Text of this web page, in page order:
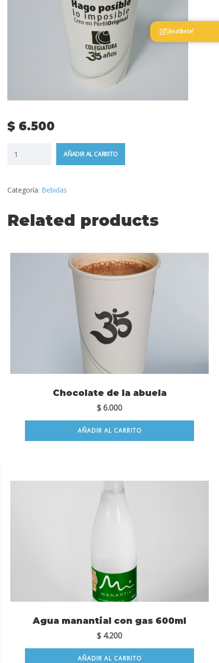
$ 6.500
AÑADIR AL CARRITO
Categoría: Bebidas
Related products
Chocolate de la abuela
$6.000
AÑADIR AL CARRITO
Agua manantial con gas 600ml
$ 4.200
AÑADIR AL CARRITO
¡Inscríbete!